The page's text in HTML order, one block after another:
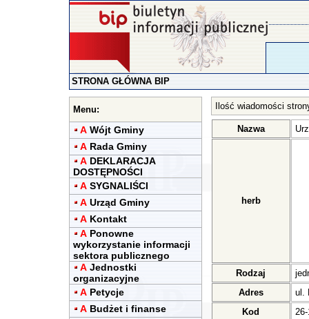
STRONA GŁÓWNA BIP
Menu:
A Wójt Gminy
A Rada Gminy
A DEKLARACJA
DOSTĘPNOŚCI
A SYGNALIŚCI
A Urząd Gminy
A Kontakt
A Ponowne
wykorzystanie informacji
sektora publicznego
A Jednostki
organizacyjne
A Petycje
A Budżet i finanse
Ilość wiadomości
Nazwa
herb
Rodzaj
Adres
ul.
Kod